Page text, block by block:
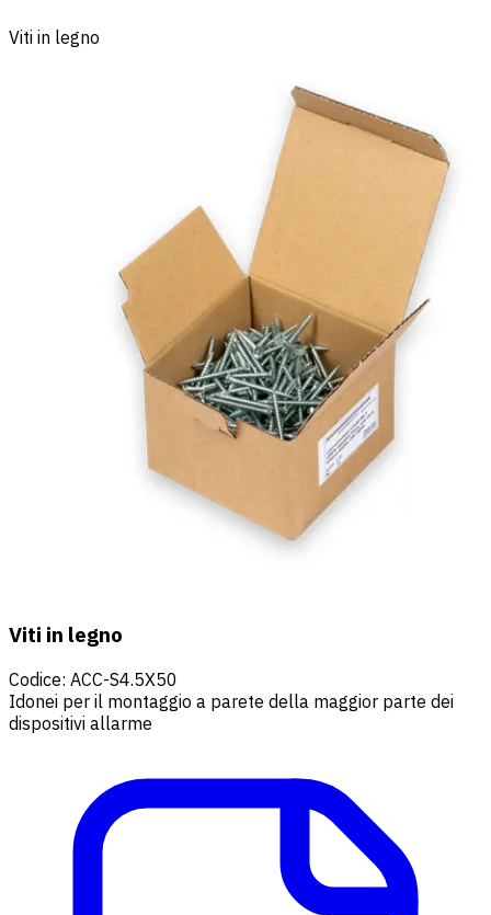
Viti in legno
Viti in legno
Codice: ACC-S4.5X50
Idonei per il montaggio a parete della maggior parte dei
dispositivi allarme